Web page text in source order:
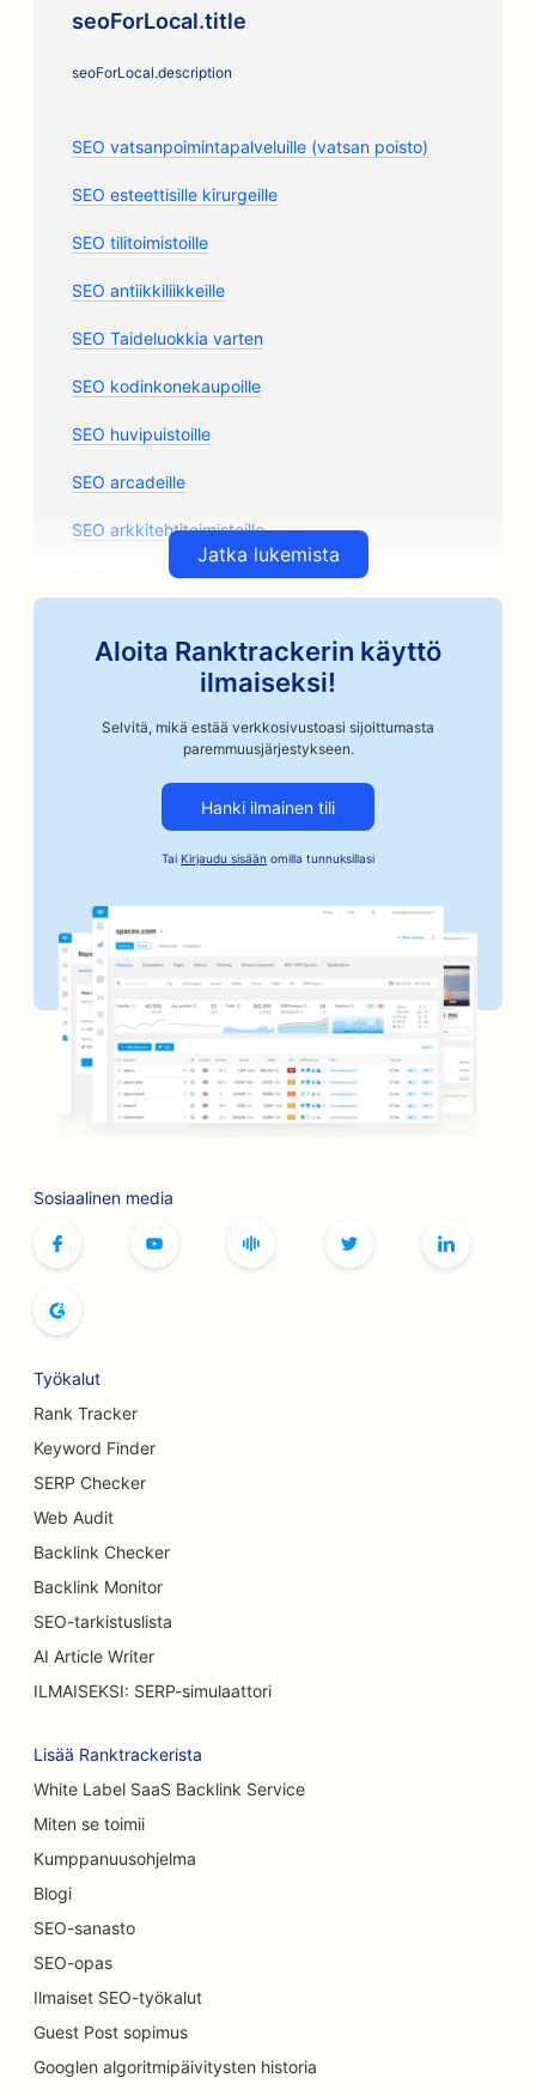
seoForLocal.title
seoForLocal.description
SEO vatsanpoimintapalveluille (vatsan poisto)
SEO esteettisille kirurgeille
SEO tilitoimistoille
SEO antiikkiliikkeille
SEO Taideluokkia varten
SEO kodinkonekaupoille
SEO huvipuistoille
SEO arcadeille
SEO arkkitehtitoimistoille
SEO artesaanikahvipaahtimoille
SEO autokorjaamoille
SEO autokorjaamoille
SEO takuusitoumusten palveluille
SEO pankeille
SEO leipomoille
SEO parturi-kampaamoille
SEO for BBQ Joints
SEO putiikeille
Botox- ja täyteainepalveluiden
SEO panimoille
SEO rintojen suurennuspalveluille
SEO hampurilaisautoille
SEO palovammakirurgeille
SEO kahviloille
SEO Kakkukaupoille
SEO matto &amp; lattia myymälöissä
SEO autopesuille
SEO autokauppiaille
SEO kissakahviloille
Kemiallisia kuorintapalveluja koskeva
hakukoneoptimointi
Jatka lukemista
Aloita Ranktrackerin käyttö
ilmaiseksi!
Selvitä, mikä estää verkkosivustoasi sijoittumasta
paremmuusjärjestykseen.
Hanki ilmainen tili
Tai Kirjaudu sisään omilla tunnuksillasi
Sosiaalinen media
Työkalut
Rank Tracker
Keyword Finder
SERP Checker
Web Audit
Backlink Checker
Backlink Monitor
SEO-tarkistuslista
AI Article Writer
ILMAISEKSI: SERP-simulaattori
Lisää Ranktrackerista
White Label SaaS Backlink Service
Miten se toimii
Kumppanuusohjelma
Blogi
SEO-sanasto
SEO-opas
Ilmaiset SEO-työkalut
Guest Post sopimus
Googlen algoritmipäivitysten historia